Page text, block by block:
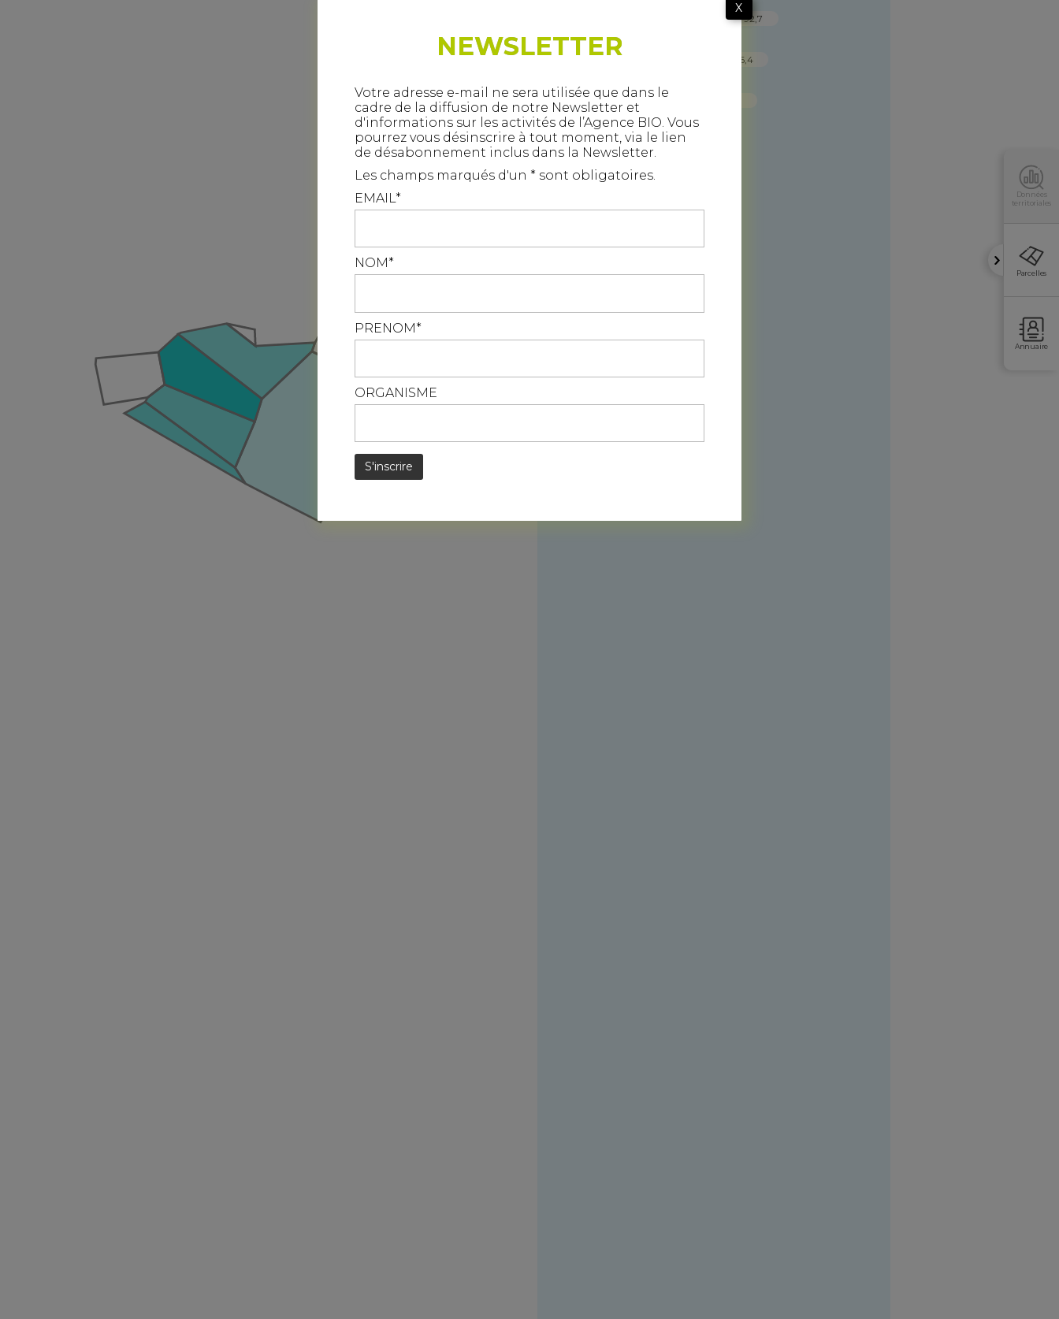
92,7
4
Kintzheim
86,4
5
Scherwiller
6
Sélestat
33,2
Muttersholtz
S*
8
Ebersheim
9
Dieffenthal
Données
territoriales
Parcelles
Annuaire
devez accepter pour continuer
NEWSLETTER
Votre adresse e-mail ne sera utilisée que dans le
cadre de la diffusion de notre Newsletter et
d'informations sur les activités de l’Agence BIO. Vous
pourrez vous désinscrire à tout moment, via le lien
de désabonnement inclus dans la Newsletter.
Les champs marqués d'un * sont obligatoires.
EMAIL*
NOM*
PRENOM*
ORGANISME
X